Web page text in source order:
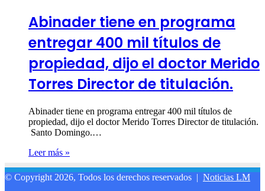
Abinader tiene en programa
entregar 400 mil títulos de
propiedad, dijo el doctor Merido
Torres Director de titulación.
Abinader tiene en programa entregar 400 mil títulos de
propiedad, dijo el doctor Merido Torres Director de titulación.
Santo Domingo.…
Leer más »
© Copyright 2026, Todos los derechos reservados | Noticias LM